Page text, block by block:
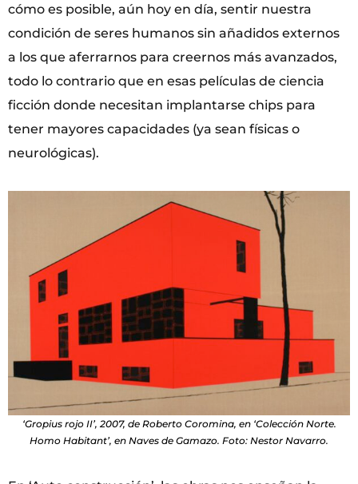
cómo es posible, aún hoy en día, sentir nuestra
condición de seres humanos sin añadidos externos
a los que aferrarnos para creernos más avanzados,
todo lo contrario que en esas películas de ciencia
ficción donde necesitan implantarse chips para
tener mayores capacidades (ya sean físicas o
neurológicas).
‘Gropius rojo II’, 2007, de Roberto Coromina, en ‘Colección Norte.
Homo Habitant’, en Naves de Gamazo. Foto: Nestor Navarro.